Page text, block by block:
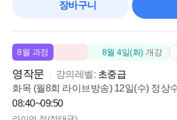
장바구니
8월 과정 8월 4일(화) 개강
영작문 강의레벨: 초중급
화목 (월8회 라이브방송) 12일(수) 정상
08:40~09:50